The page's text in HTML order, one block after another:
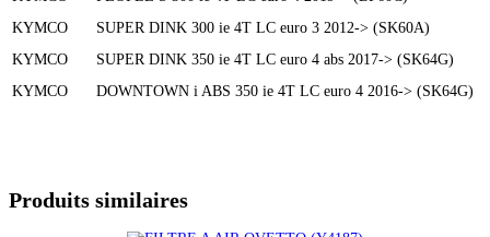
KYMCO
SUPER DINK 300 ie 4T LC euro 3 2012-> (SK60A)
KYMCO
SUPER DINK 350 ie 4T LC euro 4 abs 2017-> (SK64G)
KYMCO
DOWNTOWN i ABS 350 ie 4T LC euro 4 2016-> (SK64G)
Produits similaires